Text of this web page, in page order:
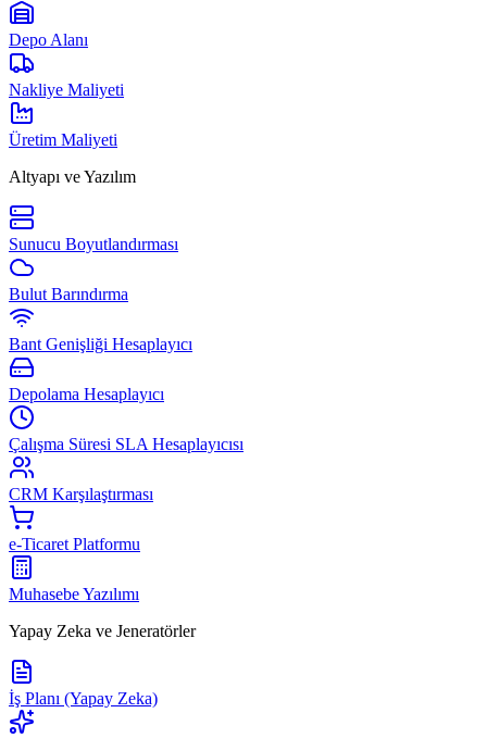
Depo Alanı
Nakliye Maliyeti
Üretim Maliyeti
Altyapı ve Yazılım
Sunucu Boyutlandırması
Bulut Barındırma
Bant Genişliği Hesaplayıcı
Depolama Hesaplayıcı
Çalışma Süresi SLA Hesaplayıcısı
CRM Karşılaştırması
e-Ticaret Platformu
Muhasebe Yazılımı
Yapay Zeka ve Jeneratörler
İş Planı (Yapay Zeka)